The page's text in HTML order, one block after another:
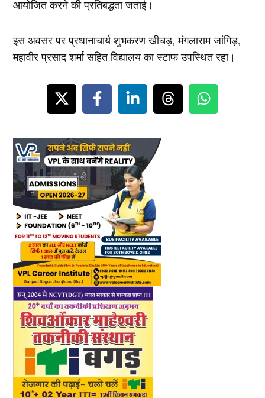
आयोजित करने की प्रतिबद्धता जताई।
इस अवसर पर प्रधानाचार्य शुभकरण खीचड़, मंगलाराम जांगिड़,
महावीर प्रसाद शर्मा सहित विद्यालय का स्टाफ उपस्थित रहा।